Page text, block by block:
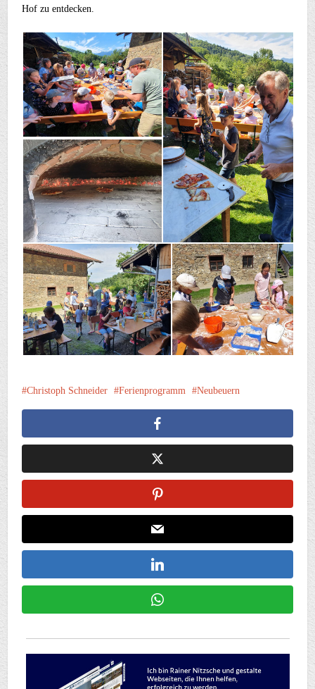
Hof zu entdecken.
Christoph Schneider Ferienprogramm Neubeuern